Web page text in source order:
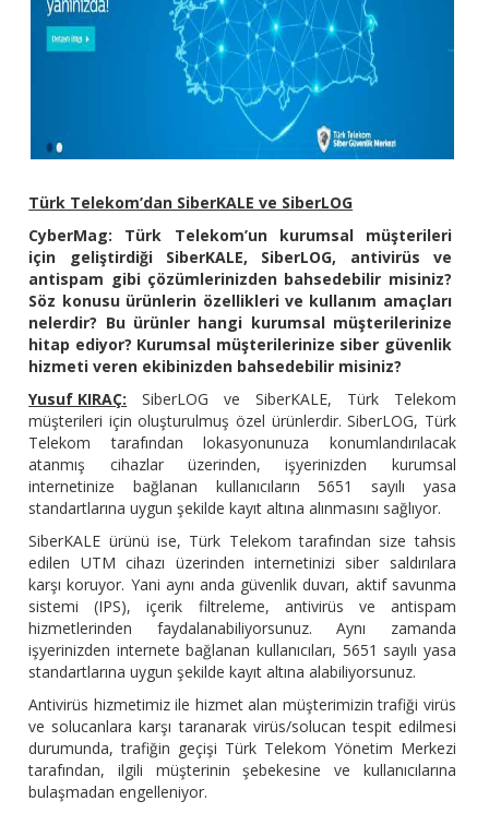
Türk Telekom’dan SiberKALE ve SiberLOG
CyberMag: Türk Telekom’un kurumsal müşterileri
için geliştirdiği SiberKALE, SiberLOG, antivirüs ve
antispam gibi çözümlerinizden bahsedebilir misiniz?
Söz konusu ürünlerin özellikleri ve kullanım amaçları
nelerdir? Bu ürünler hangi kurumsal müşterilerinize
hitap ediyor? Kurumsal müşterilerinize siber güvenlik
hizmeti veren ekibinizden bahsedebilir misiniz?
Yusuf KIRAÇ: SiberLOG ve SiberKALE, Türk Telekom
müşterileri için oluşturulmuş özel ürünlerdir. SiberLOG, Türk
Telekom tarafından lokasyonunuza konumlandırılacak
atanmış cihazlar üzerinden, işyerinizden kurumsal
internetinize bağlanan kullanıcıların 5651 sayılı yasa
standartlarına uygun şekilde kayıt altına alınmasını sağlıyor.
SiberKALE ürünü ise, Türk Telekom tarafından size tahsis
edilen UTM cihazı üzerinden internetinizi siber saldırılara
karşı koruyor. Yani aynı anda güvenlik duvarı, aktif savunma
sistemi (IPS), içerik filtreleme, antivirüs ve antispam
hizmetlerinden faydalanabiliyorsunuz. Aynı zamanda
işyerinizden internete bağlanan kullanıcıları, 5651 sayılı yasa
standartlarına uygun şekilde kayıt altına alabiliyorsunuz.
Antivirüs hizmetimiz ile hizmet alan müşterimizin trafiği virüs
ve solucanlara karşı taranarak virüs/solucan tespit edilmesi
durumunda, trafiğin geçişi Türk Telekom Yönetim Merkezi
tarafından, ilgili müşterinin şebekesine ve kullanıcılarına
bulaşmadan engelleniyor.